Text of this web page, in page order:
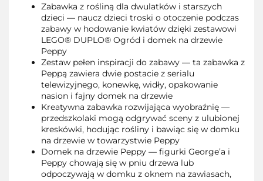
Zabawka z rośliną dla dwulatków i starszych
dzieci — naucz dzieci troski o otoczenie podczas
zabawy w hodowanie kwiatów dzięki zestawowi
LEGO® DUPLO® Ogród i domek na drzewie
Peppy
Zestaw pełen inspiracji do zabawy — ta zabawka z
Peppą zawiera dwie postacie z serialu
telewizyjnego, konewkę, widły, opakowanie
nasion i fajny domek na drzewie
Kreatywna zabawka rozwijająca wyobraźnię —
przedszkolaki mogą odgrywać sceny z ulubionej
kreskówki, hodując rośliny i bawiąc się w domku
na drzewie w towarzystwie Peppy
Domek na drzewie Peppy — figurki George’a i
Peppy chowają się w pniu drzewa lub
odpoczywają w domku z oknem na zawiasach,